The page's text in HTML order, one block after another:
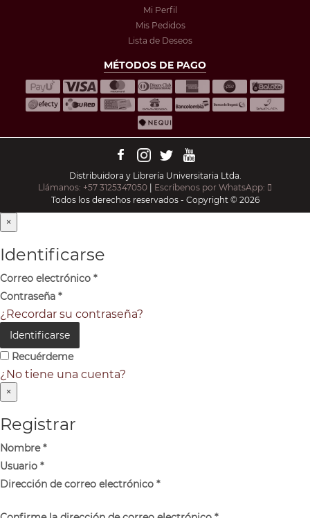
Mi Perfil
Mis Pedidos
Lista de Deseos
MÉTODOS DE PAGO
Distribuidora y Librería Universitaria Ltda.
Llámanos: +57 3125347050 | Escríbenos por WhatsApp:
Todos los derechos reservados - Copyright © 2026
×
Identificarse
Correo electrónico *
Contraseña *
¿Recordar su contraseña?
Identificarse
Recuérdeme
¿No tiene una cuenta?
×
Registrar
Nombre*
Usuario *
Dirección de correo electrónico *